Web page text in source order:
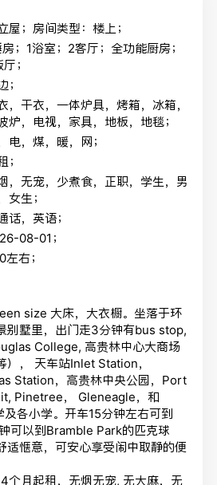
屋；房间类型：楼上；
房；1浴室；2客厅；全功能厨房；
；
；
，干衣，一体炉具，烤箱，冰箱，
炉，电视，家具，地板，地毯；
电，煤，暖，网；
；
，无宠，少煮食，正职，学生，男
女生；
话，英语；
08-01；
左右；
size 大床，大衣橱。坐落于环
别墅里，出门走3分钟有bus stop,
College, 高贵林中心大商场
）， 天车站Inlet Station，
Station，高贵林中央公园，Port
Pinetree， Gleneagle，和
各小学。开车15分钟左右可到
可以到Bramble Park的匹克球
适惬意，可安心享受闹中取静的便
个月起租，无烟无宠, 无大麻，无